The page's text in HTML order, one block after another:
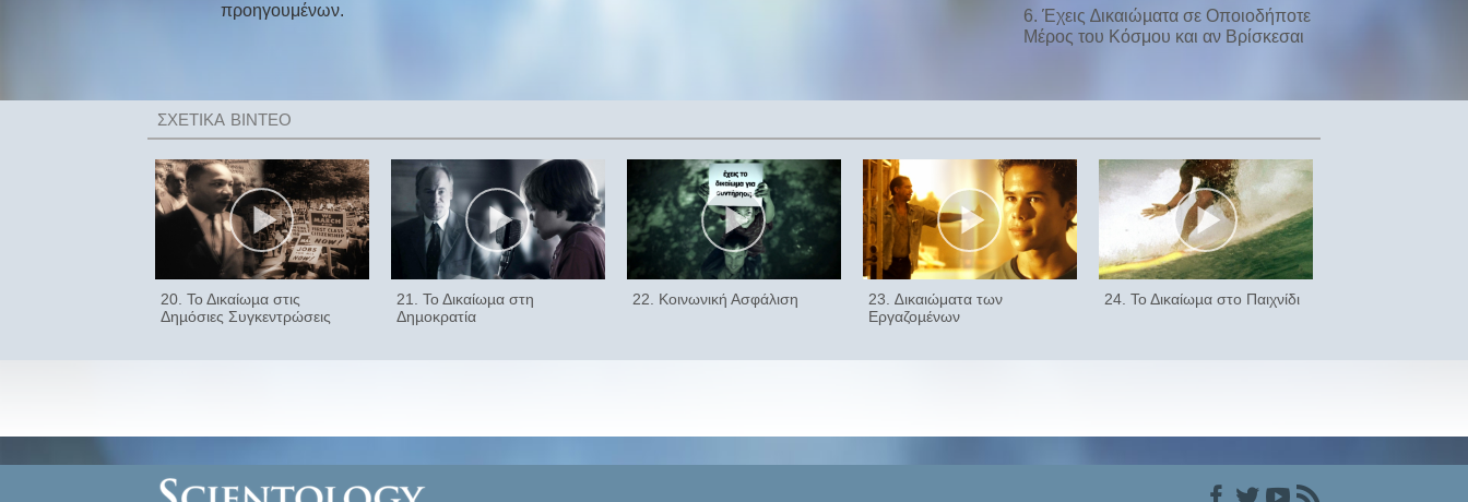
προηγουμένων.
6. Έχεις ∆ικαιώµατα σε Οποιοδήποτε
Μέρος του Κόσμου και αν Βρίσκεσαι
20. Το Δικαίωµα στις
Δηµόσιες Συγκεντρώσεις
21. Το Δικαίωµα στη
Δηµοκρατία
22. Κοινωνική Ασφάλιση
23. ∆ικαιώματα των
Εργαζοµένων
24. Το Δικαίωµα στο Παιχνίδι